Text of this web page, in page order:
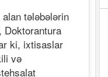
tələbələrin
Doktorantura
ki, ixtisaslar
və